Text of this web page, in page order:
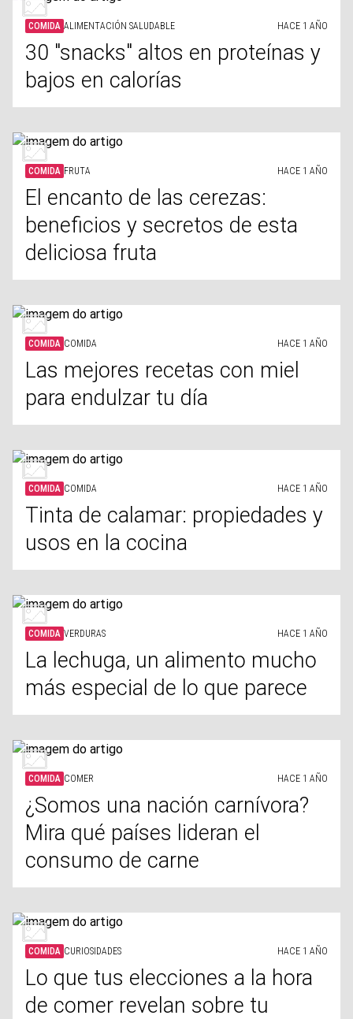
COMIDA ALIMENTACIÓN SALUDABLE HACE 1 AÑO
30 "snacks" altos en proteínas y
bajos en calorías
COMIDA FRUTA HACE 1 AÑO
El encanto de las cerezas:
beneficios y secretos de esta
deliciosa fruta
COMIDA COMIDA HACE 1 AÑO
Las mejores recetas con miel
para endulzar tu día
COMIDA COMIDA HACE 1 AÑO
Tinta de calamar: propiedades y
usos en la cocina
COMIDA VERDURAS HACE 1 AÑO
La lechuga, un alimento mucho
más especial de lo que parece
COMIDA COMER HACE 1 AÑO
¿Somos una nación carnívora?
Mira qué países lideran el
consumo de carne
COMIDA CURIOSIDADES HACE 1 AÑO
Lo que tus elecciones a la hora
de comer revelan sobre tu